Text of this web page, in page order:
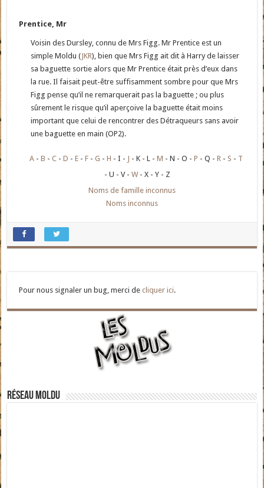
Prentice, Mr
Voisin des Dursley, connu de Mrs Figg. Mr Prentice est un
simple Moldu (JKR), bien que Mrs Figg ait dit à Harry de laisser
sa baguette sortie alors que Mr Prentice était près d’eux dans
la rue. Il faisait peut-être suffisamment sombre pour que Mrs
Figg pense qu’il ne remarquerait pas la baguette ; ou plus
sûrement le risque qu’il aperçoive la baguette était moins
important que celui de rencontrer des Détraqueurs sans avoir
une baguette en main (OP2).
A B C D E F G H I J K L M N O P Q R S
T
U
V W X Y
Z
Noms de famille inconnus
Noms inconnus
Pour nous signaler un bug, merci decliquer ici.
Réseau moldu